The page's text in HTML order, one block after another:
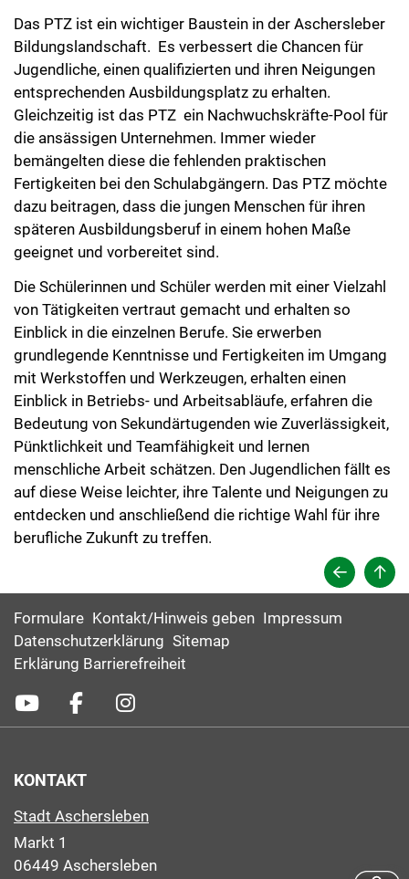
Das PTZ ist ein wichtiger Baustein in der Aschersleber
Bildungslandschaft. Es verbessert die Chancen für
Jugendliche, einen qualifizierten und ihren Neigungen
entsprechenden Ausbildungsplatz zu erhalten.
Gleichzeitig ist das PTZ ein Nachwuchskräfte-Pool für
die ansässigen Unternehmen. Immer wieder
bemängelten diese die fehlenden praktischen
Fertigkeiten bei den Schulabgängern. Das PTZ möchte
dazu beitragen, dass die jungen Menschen für ihren
späteren Ausbildungsberuf in einem hohen Maße
geeignet und vorbereitet sind.
Die Schülerinnen und Schüler werden mit einer Vielzahl
von Tätigkeiten vertraut gemacht und erhalten so
Einblick in die einzelnen Berufe. Sie erwerben
grundlegende Kenntnisse und Fertigkeiten im Umgang
mit Werkstoffen und Werkzeugen, erhalten einen
Einblick in Betriebs- und Arbeitsabläufe, erfahren die
Bedeutung von Sekundärtugenden wie Zuverlässigkeit,
Pünktlichkeit und Teamfähigkeit und lernen
menschliche Arbeit schätzen. Den Jugendlichen fällt es
auf diese Weise leichter, ihre Talente und Neigungen zu
entdecken und anschließend die richtige Wahl für ihre
berufliche Zukunft zu treffen.
Formulare Kontakt/Hinweis geben Impressum
Datenschutzerklärung Sitemap
Erklärung Barrierefreiheit
KONTAKT
Stadt Aschersleben
Markt 1
06449 Aschersleben